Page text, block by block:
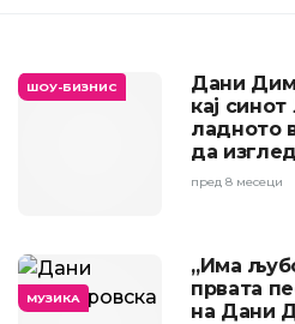
ШОУ-БИЗНИС
Дани
кај
ладното
да
пред 8 месеци
МУЗИКА
„Има
првата
на Дани